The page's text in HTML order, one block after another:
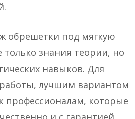
обрешетки под мягкую
только знания теории, но
навыков. Для
лучшим вариантом
профессионалам, которые